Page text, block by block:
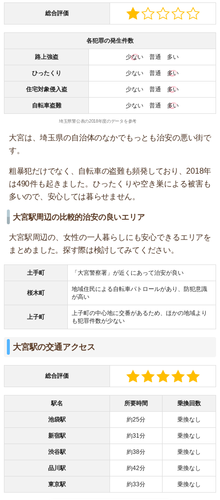
総合評価
各犯罪の発生件数
路上強盗 少ない 普通 多い
ひったくり 少ない 普通 多い
住宅対象侵入盗 少ない 普通 多い
自転車盗難 少ない 普通 多い
埼玉県警公表の2018年度のデータを参考
大宮は、埼玉県の自治体のなかでもっとも治安の悪い街で
す。
粗暴犯だけでなく、自転車の盗難も頻発しており、2018年
は490件も起きました。ひったくりや空き巣による被害も
多いので、安心しては暮らせません。
大宮駅周辺の比較的治安の良いエリア
大宮駅周辺の、女性の一人暮らしにも安心できるエリアを
まとめました。探す際は検討してみてください。
土手町 「大宮警察署」が近くにあって治安が良い
桜木町
地域住民による自転車パトロールがあり、防犯意識
が高い
上子町
上子町の中心地に交番があるため、ほかの地域より
も犯罪件数が少ない
大宮駅の交通アクセス
総合評価
駅名 所要時間 乗換回数
池袋駅 約25分 乗換なし
新宿駅 約31分 乗換なし
渋谷駅 約38分 乗換なし
品川駅 約42分 乗換なし
東京駅 約33分 乗換なし